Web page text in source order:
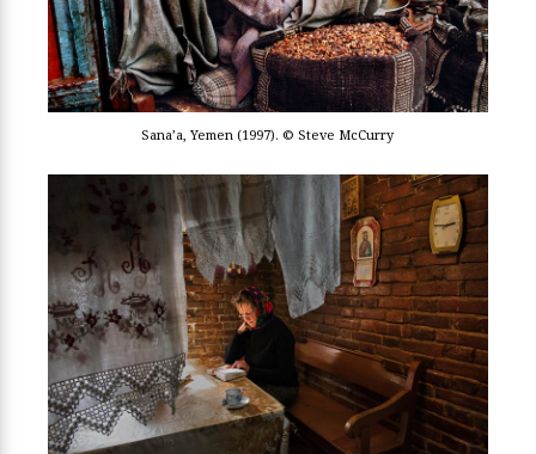
Sana’a, Yemen (1997). © Steve McCurry